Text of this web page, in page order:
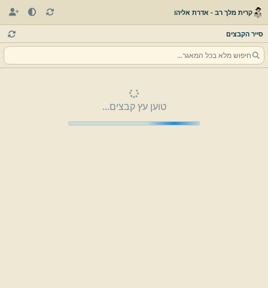
קרית מלך רב - אדרת אליהו
סייר הקבצים
טוען עץ קבצים...